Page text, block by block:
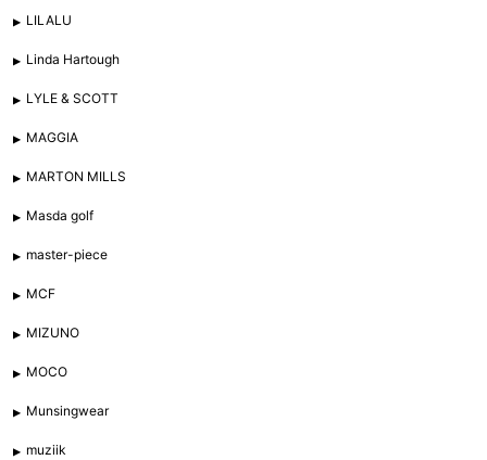
LILALU
Linda Hartough
LYLE & SCOTT
MAGGIA
MARTON MILLS
Masda golf
master-piece
MCF
MIZUNO
MOCO
Munsingwear
muziik